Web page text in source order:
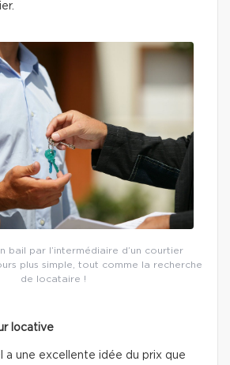
bail par l’intermédiaire d’un courtier
plus simple, tout comme la recherche
de locataire !
locative
a une excellente idée du prix que